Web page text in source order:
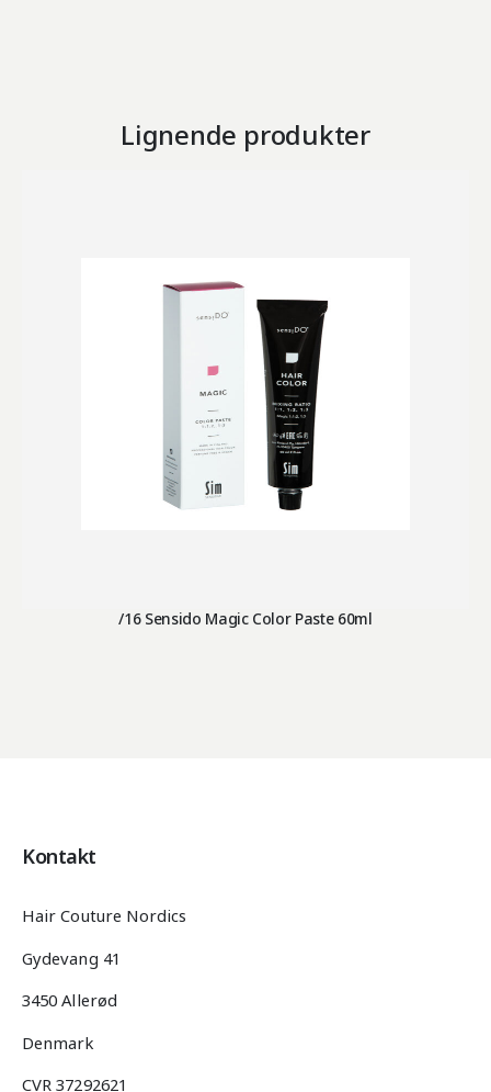
Lignende produkter
/16 Sensido Magic Color Paste 60ml
Kontakt
Hair Couture Nordics
Gydevang 41
3450 Allerød
Denmark
CVR 37292621